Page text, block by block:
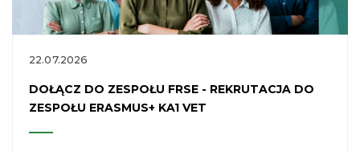
22.07.2026
DOŁĄCZ DO ZESPOŁU FRSE - REKRUTACJA DO
ZESPOŁU ERASMUS+ KA1 VET